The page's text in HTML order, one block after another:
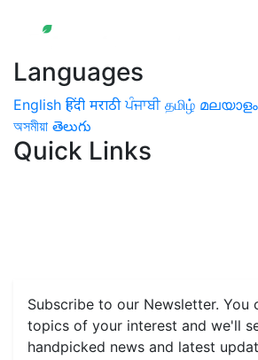
Languages
English हिंदी मराठी ਪੰਜਾਬੀ தமிழ் മലയാളം
অসমীয়া తెలుగు
Quick Links
Subscribe to our Newsletter. You
topics of your interest and we'll
handpicked news and latest